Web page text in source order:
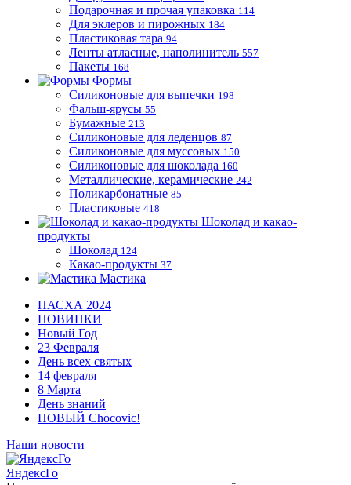
Подарочная и прочая упаковка 114
Для эклеров и пирожных 184
Пластиковая тара 94
Ленты атласные, наполинитель 557
Пакеты 168
Формы
Силиконовые для выпечки 198
Фальш-ярусы 55
Бумажные 213
Силиконовые для леденцов 87
Силиконовые для муссовых 150
Силиконовые для шоколада 160
Металлические, керамические 242
Поликарбонатные 85
Пластиковые 418
Шоколад и какао-
продукты
Шоколад 124
Какао-продукты 37
Мастика
ПАСХА 2024
НОВИНКИ
Новый Год
23 Февраля
День всех святых
14 февраля
8 Марта
День знаний
НОВЫЙ Chocovic!
Наши новости
ЯндексГо